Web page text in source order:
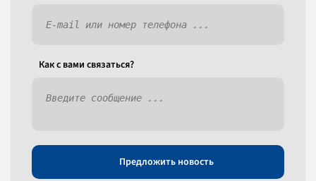
Как c вами связаться?
Предложить новость